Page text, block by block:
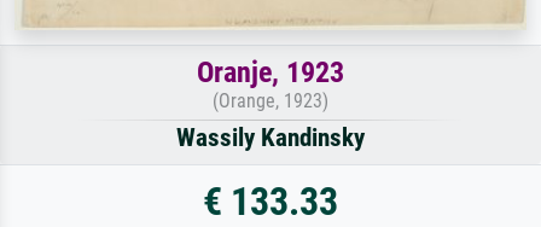
Oranje, 1923
(Orange, 1923)
Wassily Kandinsky
€ 133.33